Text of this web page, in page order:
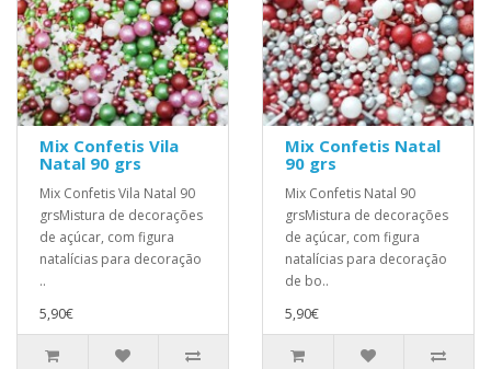
Mix Confetis Vila
Natal 90 grs
Mix Confetis Vila Natal 90
grsMistura de decorações
de açúcar, com figura
natalícias para decoração
..
5,90€
Mix Confetis Natal
90 grs
Mix Confetis Natal 90
grsMistura de decorações
de açúcar, com figura
natalícias para decoração
de bo..
5,90€